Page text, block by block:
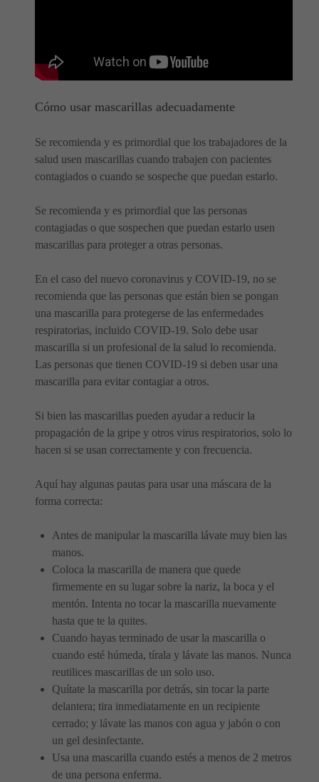
Cómo usar mascarillas adecuadamente
Se recomienda y es primordial que los trabajadores de la
salud usen mascarillas cuando trabajen con pacientes
contagiados o cuando se sospeche que puedan estarlo.
Se recomienda y es primordial que las personas
contagiadas o que sospechen que puedan estarlo usen
mascarillas para proteger a otras personas.
En el caso del nuevo coronavirus y COVID-19, no se
recomienda que las personas que están bien se pongan
una mascarilla para protegerse de las enfermedades
respiratorias, incluido COVID-19. Solo debe usar
mascarilla si un profesional de la salud lo recomienda.
Las personas que tienen COVID-19 si deben usar una
mascarilla para evitar contagiar a otros.
Si bien las mascarillas pueden ayudar a reducir la
propagación de la gripe y otros virus respiratorios, solo lo
hacen si se usan correctamente y con frecuencia.
Aquí hay algunas pautas para usar una máscara de la
forma correcta:
Antes de manipular la mascarilla lávate muy bien las
manos.
Coloca la mascarilla de manera que quede
firmemente en su lugar sobre la nariz, la boca y el
mentón. Intenta no tocar la mascarilla nuevamente
hasta que te la quites.
Cuando hayas terminado de usar la mascarilla o
cuando esté húmeda, tírala y lávate las manos. Nunca
reutilices mascarillas de un solo uso.
Quítate la mascarilla por detrás, sin tocar la parte
delantera; tira inmediatamente en un recipiente
cerrado; y lávate las manos con agua y jabón o con
un gel desinfectante.
Usa una mascarilla cuando estés a menos de 2 metros
de una persona enferma.